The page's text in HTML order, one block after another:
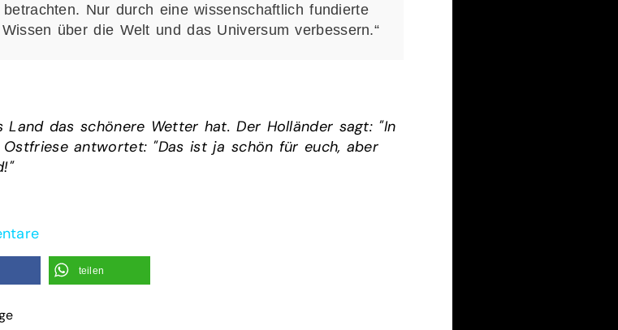
Nur durch eine wissenschaftlich fundierte
über die Welt und das Universum verbessern.“
das schönere Wetter hat. Der Holländer sagt: "In
antwortet: "Das ist ja schön für euch, aber
teilen